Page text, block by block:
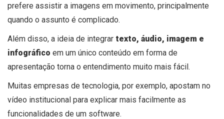
prefere assistir a imagens em movimento, principalmente
quando o assunto é complicado.
Além disso, a ideia de integrar texto, áudio, imagem e
infográfico em um único conteúdo em forma de
apresentação torna o entendimento muito mais fácil.
Muitas empresas de tecnologia, por exemplo, apostam no
vídeo institucional para explicar mais facilmente as
funcionalidades de um software.